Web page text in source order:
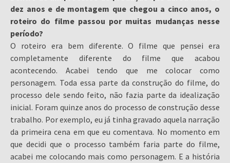
dez anos e de montagem que chegou a cinco anos, o
roteiro do filme passou por muitas mudanças nesse
período?
O roteiro era bem diferente. O filme que pensei era
completamente diferente do filme que acabou
acontecendo. Acabei tendo que me colocar como
personagem. Toda essa parte da construção do filme, do
processo dele sendo feito, não fazia parte da idealização
inicial. Foram quinze anos do processo de construção desse
trabalho. Por exemplo, eu já tinha gravado aquela narração
da primeira cena em que eu comentava. No momento em
que decidi que o processo também faria parte do filme,
acabei me colocando mais como personagem. E a história